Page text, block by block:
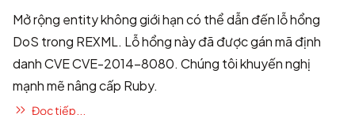
Mở rộng entity không giới hạn có thể dẫn đến lỗ hổng
DoS trong REXML. Lỗ hổng này đã được gán mã định
danh CVECVE-2014-8080. Chúng tôi khuyến nghị
mạnh mẽ nâng cấp Ruby.
Đọc tiếp...